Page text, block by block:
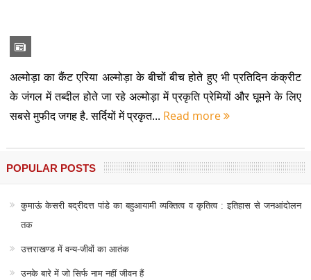
अल्मोड़ा का कैंट एरिया अल्मोड़ा के बीचों बीच होते हुए भी प्रतिदिन कंक्रीट
के जंगल में तब्दील होते जा रहे अल्मोड़ा में प्रकृति प्रेमियों और घूमने के लिए
सबसे मुफीद जगह है. सर्दियों में प्रकृत... Read more
POPULAR POSTS
कुमाऊं केसरी बद्रीदत्त पांडे का बहुआयामी व्यक्तित्व व कृतित्व : इतिहास से जनआंदोलन
तक
उत्तराखण्ड में वन्य-जीवों का आतंक
उनके बारे में जो सिर्फ नाम नहीं जीवन हैं